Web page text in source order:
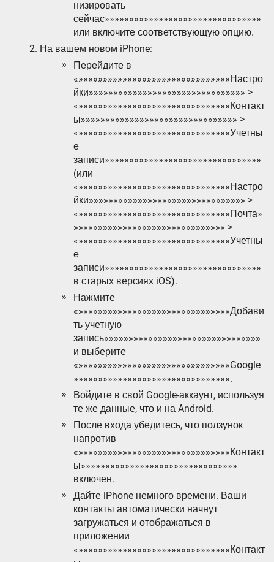
низировать
сейчас»»»»»»»»»»»»»»»»»»»»»»»»»»»»»»»»
или включите соответствующую опцию.
На вашем новом iPhone:
Перейдите в
«»»»»»»»»»»»»»»»»»»»»»»»»»»»»»»»Настро
йки»»»»»»»»»»»»»»»»»»»»»»»»»»»»»»»» >
«»»»»»»»»»»»»»»»»»»»»»»»»»»»»»»»Контакт
ы»»»»»»»»»»»»»»»»»»»»»»»»»»»»»»»» >
«»»»»»»»»»»»»»»»»»»»»»»»»»»»»»»»Учетны
е
записи»»»»»»»»»»»»»»»»»»»»»»»»»»»»»»»»
(или
«»»»»»»»»»»»»»»»»»»»»»»»»»»»»»»»Настро
йки»»»»»»»»»»»»»»»»»»»»»»»»»»»»»»»» >
«»»»»»»»»»»»»»»»»»»»»»»»»»»»»»»»Почта»
»»»»»»»»»»»»»»»»»»»»»»»»»»»»»»» >
«»»»»»»»»»»»»»»»»»»»»»»»»»»»»»»»Учетны
е
записи»»»»»»»»»»»»»»»»»»»»»»»»»»»»»»»»
в старых версиях iOS).
Нажмите
«»»»»»»»»»»»»»»»»»»»»»»»»»»»»»»»Добави
ть учетную
запись»»»»»»»»»»»»»»»»»»»»»»»»»»»»»»»»
и выберите
«»»»»»»»»»»»»»»»»»»»»»»»»»»»»»»»Google
»»»»»»»»»»»»»»»»»»»»»»»»»»»»»»»».
Войдите в свой Google-аккаунт, используя
те же данные, что и на Android.
После входа убедитесь, что ползунок
напротив
«»»»»»»»»»»»»»»»»»»»»»»»»»»»»»»»Контакт
ы»»»»»»»»»»»»»»»»»»»»»»»»»»»»»»»»
включен.
Дайте iPhone немного времени. Ваши
контакты автоматически начнут
загружаться и отображаться в
приложении
«»»»»»»»»»»»»»»»»»»»»»»»»»»»»»»»Контакт